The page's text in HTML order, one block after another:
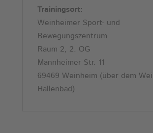
Trainingsort:
Weinheimer Sport- und
Bewegungszentrum
Raum 2, 2. OG
Mannheimer Str. 11
69469 Weinheim (über dem
Hallenbad)